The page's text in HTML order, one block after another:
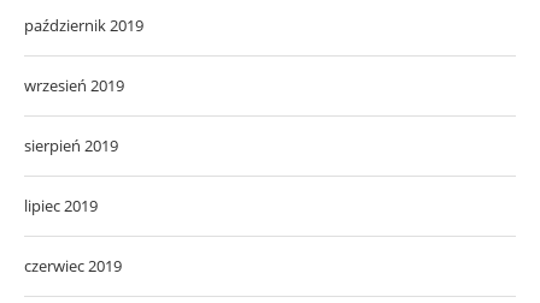
październik 2019
wrzesień 2019
sierpień 2019
lipiec 2019
czerwiec 2019